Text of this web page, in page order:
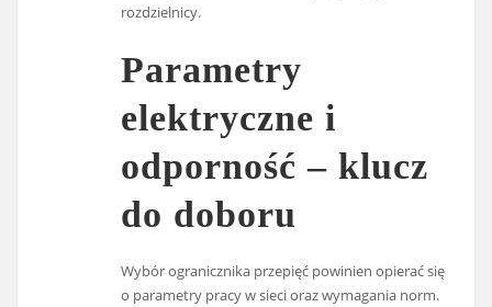
rozdzielnicy.
Parametry
elektryczne i
odporność – klucz
do doboru
Wybór ogranicznika przepięć powinien opierać się
o parametry pracy w sieci oraz wymagania norm.